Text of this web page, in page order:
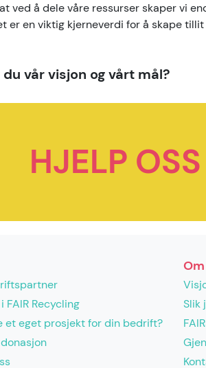
ved å dele våre ressurser skaper vi
er en viktig kjerneverdi for å skape
du vår visjon og vårt mål?
HJELP OSS
FAIR Recycling
et eget prosjekt for din bedrift?
Om
Slik